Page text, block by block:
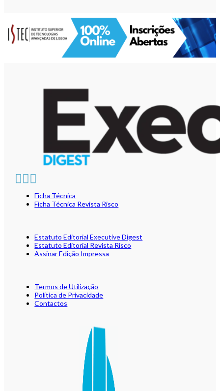
Ficha Técnica
Ficha Técnica Revista Risco
Estatuto Editorial Executive Digest
Estatuto Editorial Revista Risco
Assinar Edição Impressa
Termos de Utilização
Política de Privacidade
Contactos